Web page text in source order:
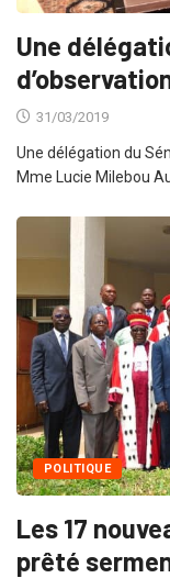
Une
31/03/2019
Une délégation du
Mme Lucie Milebou
POLITIQUE
Les 17
prêté